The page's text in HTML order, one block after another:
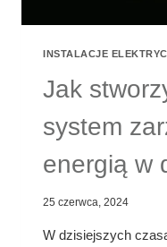
INSTALACJE
Jak
system
energią w
25 czerwca, 2024
W dzisiejszych